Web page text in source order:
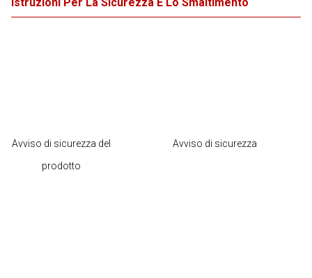
Avviso di sicurezza del
prodotto
Avviso di sicurezza